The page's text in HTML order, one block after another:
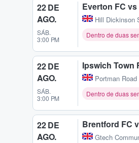
22 DE
AGO.
SÁB.
3:00 PM
Everton FC
Hill Dickinson
Dentro de duas
22 DE
AGO.
SÁB.
3:00 PM
Ipswich Town
Portman
Dentro de duas
22 DE
AGO.
Brentford FC
Gtech